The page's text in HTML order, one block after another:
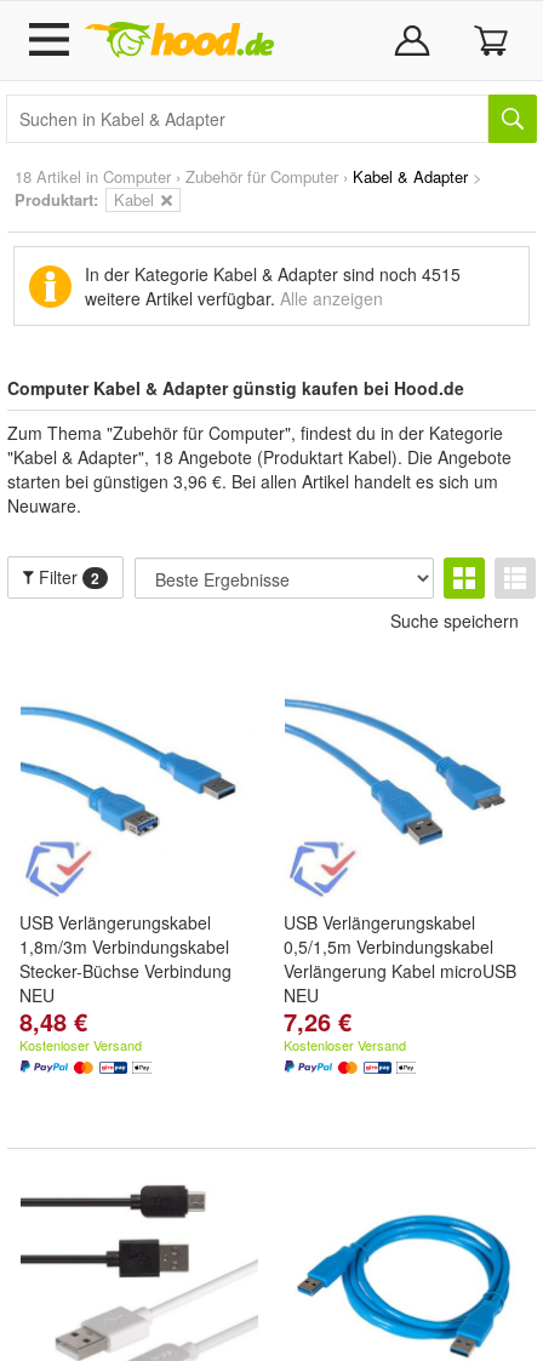
18 Artikel in Computer › Zubehör für Computer › Kabel & Adapter>
Produktart:
Kabel
In der Kategorie Kabel & Adapter sind noch 4515
weitere Artikel verfügbar. Alle anzeigen
Computer Kabel & Adapter günstig kaufen bei Hood.de
Zum Thema "Zubehör für Computer", findest du in der Kategorie
"Kabel & Adapter", 18 Angebote (Produktart Kabel). Die Angebote
starten bei günstigen 3,96 €. Bei allen Artikel handelt es sich um
Neuware.
Filter 2
Suche speichern
USB Verlängerungskabel
1,8m/3m Verbindungskabel
Stecker-Büchse Verbindung
NEU
8,48 €
Kostenloser Versand
USB Verlängerungskabel
0,5/1,5m Verbindungskabel
Verlängerung Kabel microUSB
NEU
7,26 €
Kostenloser Versand